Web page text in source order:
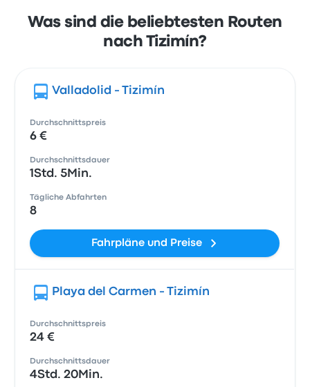
Was sind die beliebtesten Routen
nach Tizimín?
Valladolid - Tizimín
Durchschnittspreis
6 €
Durchschnittsdauer
1Std. 5Min.
Tägliche Abfahrten
8
Fahrpläne und Preise
Playa del Carmen - Tizimín
Durchschnittspreis
24 €
Durchschnittsdauer
4Std. 20Min.